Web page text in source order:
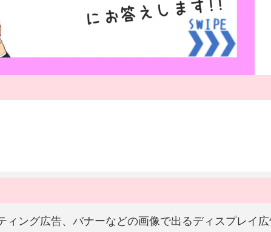
ング広告、バナーなどの画像で出るディスプレイ